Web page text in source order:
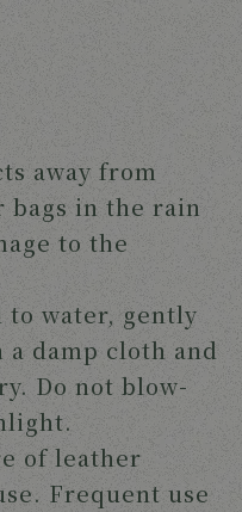
away from
bags in the rain
to the
to water, gently
damp cloth and
Do not blow-
of leather
Frequent use